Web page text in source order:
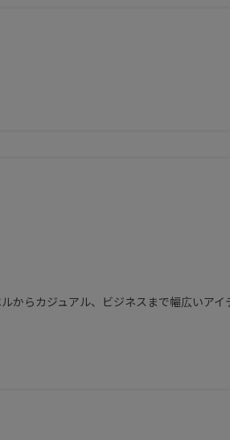
らカジュアル、ビジネスまで幅広いア